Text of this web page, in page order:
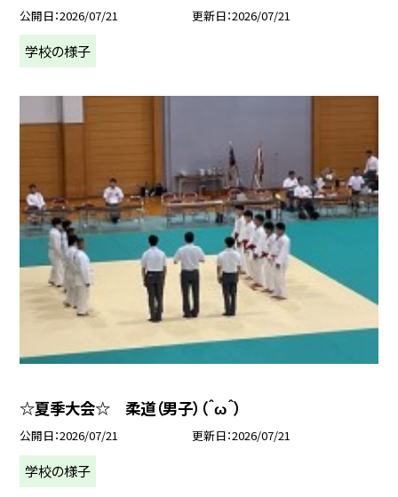
公開日 2026/07/21 更新日 2026/07/21
学校の様子
☆夏季大会☆ 柔道（男子）（＾ω＾）
公開日 2026/07/21 更新日 2026/07/21
学校の様子